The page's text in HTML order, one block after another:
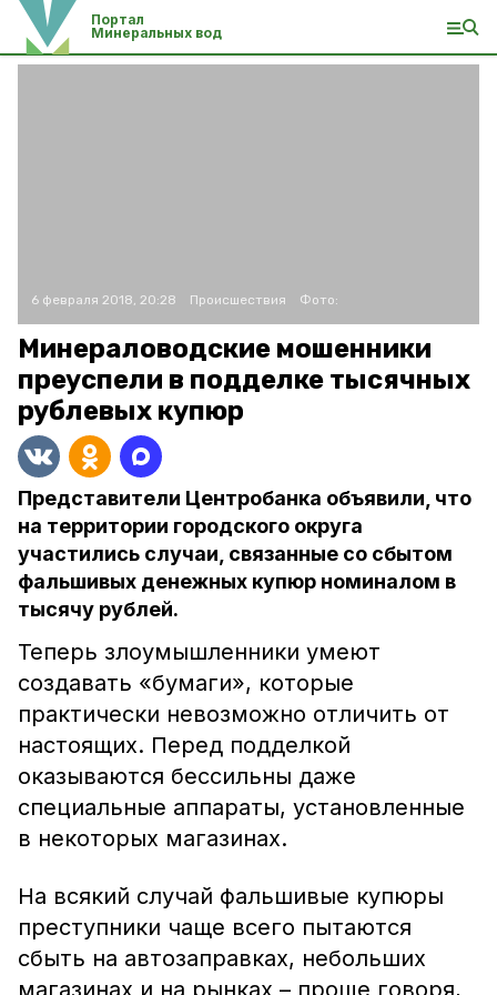
Портал
Минеральных вод
6 февраля 2018, 20:28 Происшествия Фото:
Минераловодские мошенники
преуспели в подделке тысячных
рублевых купюр
Представители Центробанка объявили, что
на территории городского округа
участились случаи, связанные со сбытом
фальшивых денежных купюр номиналом в
тысячу рублей.
Теперь злоумышленники умеют
создавать «бумаги», которые
практически невозможно отличить от
настоящих. Перед подделкой
оказываются бессильны даже
специальные аппараты, установленные
в некоторых магазинах.
На всякий случай фальшивые купюры
преступники чаще всего пытаются
сбыть на автозаправках, небольших
магазинах и на рынках – проще говоря,